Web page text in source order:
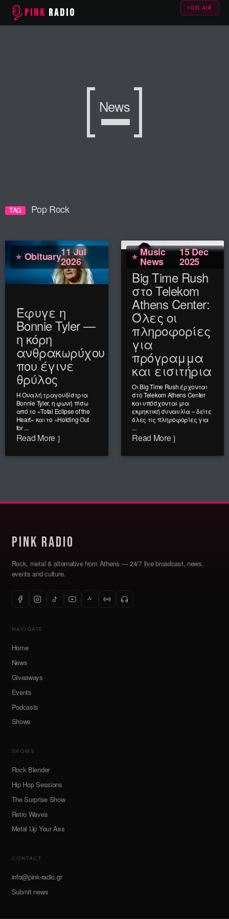
PINK RADIO ON AIR
News
News
News
TAG Pop Rock
Obituary11 Jul
2026
Έφυγε η
Bonnie Tyler —
η κόρη
ανθρακωρύχου
που έγινε
θρύλος
Η Ουαλή τραγουδίστρια
Bonnie Tyler, η φωνή πίσω
από το «Total Eclipse of the
Heart» και το «Holding Out
for ...
Read More
Music
News
15 Dec
2025
Big Time Rush
στο Telekom
Athens Center:
Όλες οι
πληροφορίες
για
πρόγραμμα
και εισιτήρια
Οι Big Time Rush έρχονται
στο Telekom Athens Center
και υπόσχονται μια
εκρηκτική συναυλία – δείτε
όλες τις πληροφορίες για
...
Read More
Pink Radio
Rock, metal & alternative from Athens — 24/7 live broadcast, news,
events and culture.
NAVIGATE
Home
News
Giveaways
Events
Podcasts
Shows
SHOWS
Rock Blender
Hip Hop Sessions
The Surprise Show
Retro Waves
Metal Up Your Ass
CONTACT
info@pink-radio.gr
Submit news